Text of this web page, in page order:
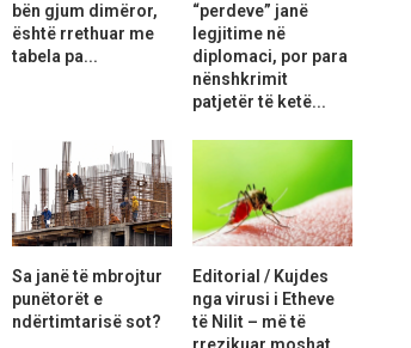
bën gjum dimëror,
është rrethuar me
tabela pa...
“perdeve” janë
legjitime në
diplomaci, por para
nënshkrimit
patjetër të ketë...
Sa janë të mbrojtur
punëtorët e
ndërtimtarisë sot?
Editorial / Kujdes
nga virusi i Etheve
të Nilit – më të
rrezikuar moshat